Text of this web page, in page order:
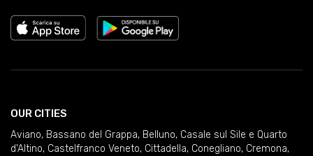
OUR CITIES
Aviano, Bassano del Grappa, Belluno, Casale sul Sile e Quarto
d'Altino, Castelfranco Veneto, Cittadella, Conegliano, Cremona,